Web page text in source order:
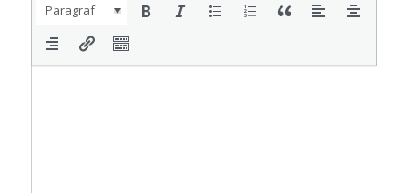
Paragraf